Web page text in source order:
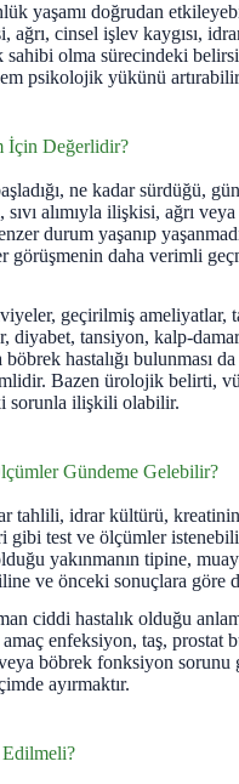
yaşamı doğrudan
ağrı, cinsel işlev kaygısı,
olma sürecindeki
psikolojik yükünü
İçin Değerlidir?
ne kadar sürdüğü,
sıvı alımıyla ilişkisi, ağrı veya
durum yaşanıp
görüşmenin daha verimli
geçirilmiş ameliyatlar,
diyabet, tansiyon, kalp-damar
hastalığı bulunması da
Bazen ürolojik belirti,
sorunla ilişkili olabilir.
Gündeme Gelebilir?
tahlili, idrar kültürü,
gibi test ve ölçümler
yakınmanın tipine,
ve önceki sonuçlara göre
ciddi hastalık olduğu
enfeksiyon, taş, prostat
böbrek fonksiyon sorunu
ayırmaktır.